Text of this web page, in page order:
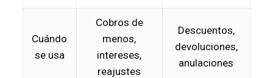
Cuándo
se usa
Cobros de
menos,
intereses,
reajustes
Descuentos,
devoluciones,
anulaciones